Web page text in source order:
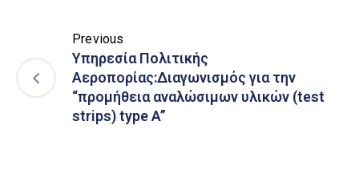
Previous
Υπηρεσία Πολιτικής
Αεροπορίας:Διαγωνισμός για την
“προμήθεια αναλώσιμων υλικών (test
strips) type A”